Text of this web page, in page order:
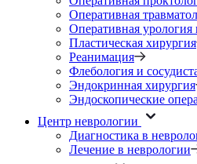
Оперативная
Оперативная урология
Пластическая хирургия
Реанимация
Флебология и
Эндокринная хирургия
Эндоскопические
Центр неврологии
Диагностика в
Лечение в неврологии